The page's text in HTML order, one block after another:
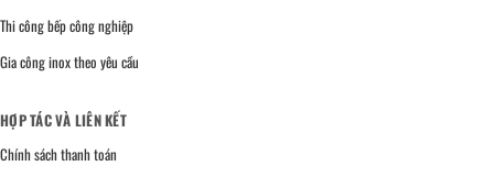
Thi công bếp công nghiệp
Gia công inox theo yêu cầu
HỢP TÁC VÀ LIÊN KẾT
Chính sách thanh toán